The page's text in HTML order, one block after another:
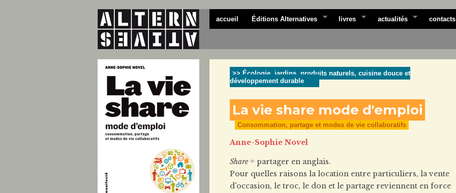
accueil Éditions Alternatives livres actualités contacts
>> Écologie, jardins, produits naturels, cuisine douce et
développement durable
La vie share mode d'emploi
Consommation, partage et modes de vie collaboratifs
Anne-Sophie Novel
Share= partager en anglais.
Pour quelles raisons la location entre particuliers, la vente
d'occasion, le troc, le don et le partage reviennent en force